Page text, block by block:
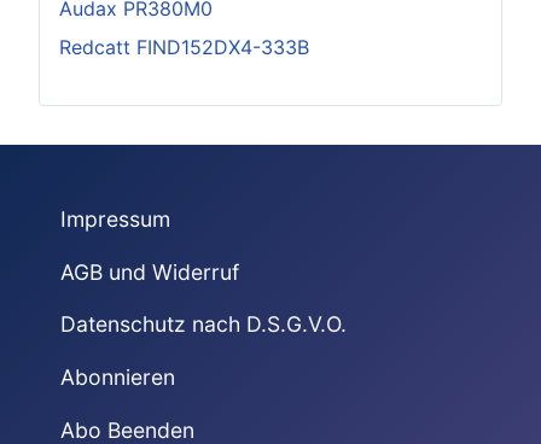
Audax PR380M0
Redcatt FIND152DX4-333B
Impressum
AGB und Widerruf
Datenschutz nach D.S.G.V.O.
Abonnieren
Abo Beenden